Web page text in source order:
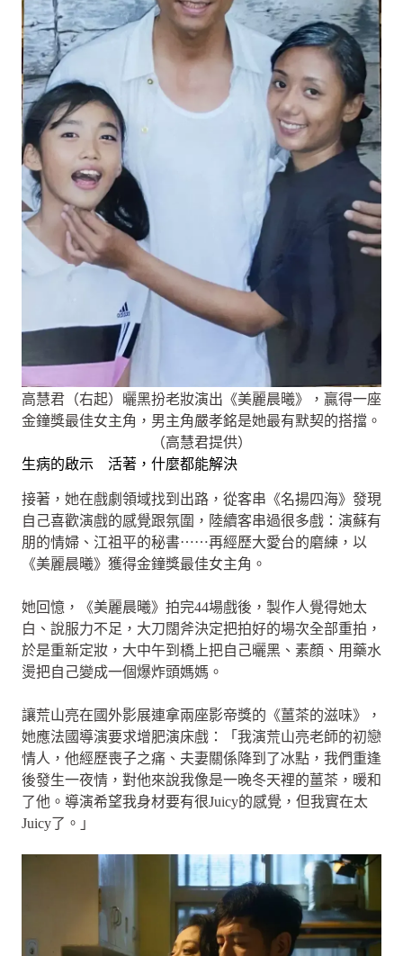
高慧君（右起）曬黑扮老妝演出《美麗晨曦》，贏得一座
金鐘獎最佳女主角，男主角嚴孝銘是她最有默契的搭擋。
（高慧君提供）
生病的啟示 活著，什麼都能解決
接著，她在戲劇領域找到出路，從客串《名揚四海》發現
自己喜歡演戲的感覺跟氛圍，陸續客串過很多戲：演蘇有
朋的情婦、江祖平的秘書⋯⋯再經歷大愛台的磨練，以
《美麗晨曦》獲得金鐘獎最佳女主角。
她回憶，《美麗晨曦》拍完44場戲後，製作人覺得她太
白、說服力不足，大刀闊斧決定把拍好的場次全部重拍，
於是重新定妝，大中午到橋上把自己曬黑、素顏、用藥水
燙把自己變成一個爆炸頭媽媽。
讓荒山亮在國外影展連拿兩座影帝獎的《薑茶的滋味》，
她應法國導演要求增肥演床戲：「我演荒山亮老師的初戀
情人，他經歷喪子之痛、夫妻關係降到了冰點，我們重逢
後發生一夜情，對他來說我像是一晚冬天裡的薑茶，暖和
了他。導演希望我身材要有很Juicy的感覺，但我實在太
Juicy了。」